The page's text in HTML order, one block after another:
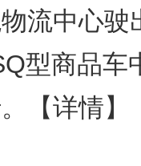
流中心驶
型商品车
【详情】